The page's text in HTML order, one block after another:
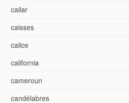
cailar
caisses
calice
california
cameroun
candélabres